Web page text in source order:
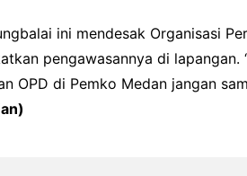
ini mendesak Organisasi
pengawasannya di
OPD di Pemko Medan jangan